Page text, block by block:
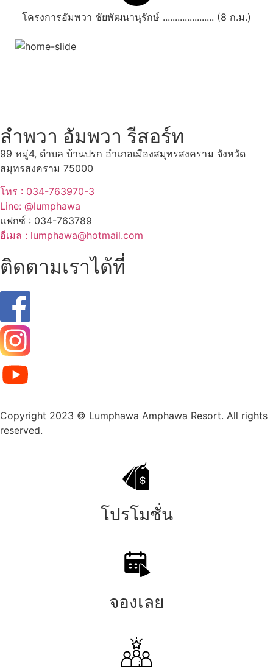
โครงการอัมพวา ชัยพัฒนานุรักษ์ ..................... (8 ก.ม.)
ลำพวา อัมพวา รีสอร์ท
99 หมู่4, ตำบล บ้านปรก อำเภอเมืองสมุทรสงคราม จังหวัด
สมุทรสงคราม 75000
โทร : 034-763970-3
Line: @lumphawa
แฟกซ์ : 034-763789
อีเมล : lumphawa@hotmail.com
ติดตามเราได้ที่
Copyright 2023 © Lumphawa Amphawa Resort. All rights
reserved.
โปรโมชั่น
จองเลย